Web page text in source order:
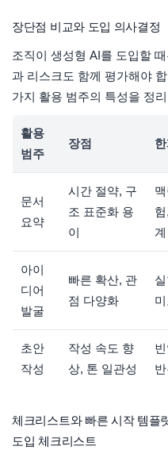
장단점 비교와 도입 의사결정
조직이 생성형 AI를 도입할
과 리스크도 함께 평가해야
가지 활용 범주의 특성을 정
활용
범주
장점
문서
요약
시간 절약, 구
조 표준화 용
이
계
아이
디어
발굴
빠른 확산, 관
점 다양화
초안
작성
작성 속도 향
상, 톤 일관성
체크리스트와 빠른 시작 템플
도입 체크리스트